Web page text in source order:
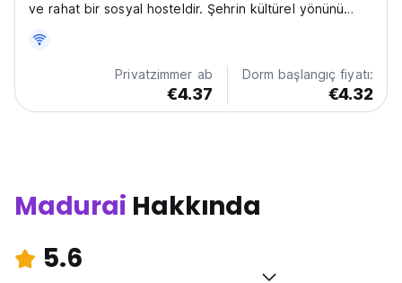
ve rahat bir sosyal hosteldir. Şehrin kültürel yönünü
mükemmel bir nokta. (Auto-translated from original
Privatzimmer ab
€4.37
Dorm başlangıç fiyatı:
€4.32
Madurai Hakkında
5.6